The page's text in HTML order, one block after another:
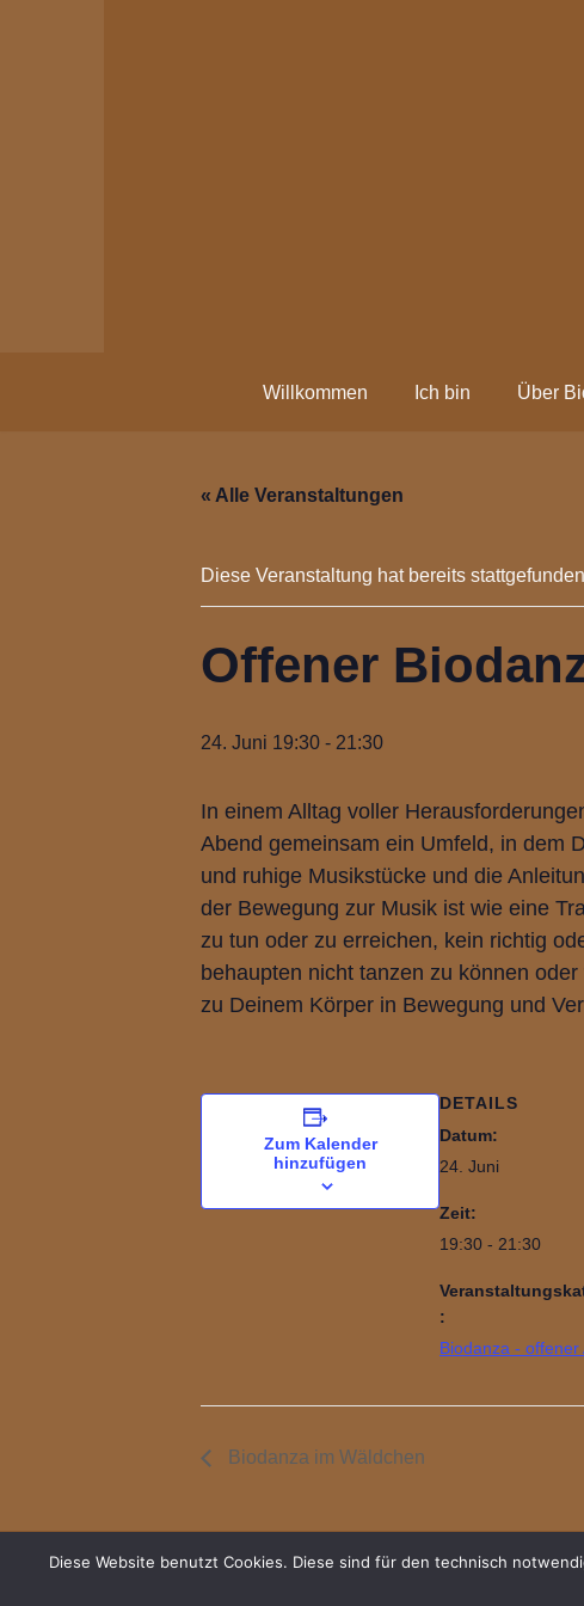
Willkommen Ich bin Über
« Alle Veranstaltungen
Diese Veranstaltung hat bereits
Offener
24. Juni 19:30 - 21:30
In einem Alltag voller
Abend gemeinsam ein Umfeld, in dem
und ruhige Musikstücke und die
der Bewegung zur Musik ist wie eine
zu tun oder zu erreichen, kein richtig
behaupten nicht tanzen zu können
zu Deinem Körper in Bewegung und
Zum Kalender
hinzufügen
DETAILS
Datum:
24. Juni
Zeit:
19:30 - 21:30
:
Biodanza - offener
Biodanza im Wäldchen
Diese Website benutzt Cookies. Diese sind für den technisch